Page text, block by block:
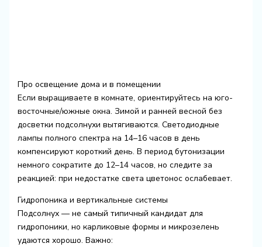
Про освещение дома и в помещении
Если выращиваете в комнате, ориентируйтесь на юго-
восточные/южные окна. Зимой и ранней весной без
досветки подсолнухи вытягиваются. Светодиодные
лампы полного спектра на 14–16 часов в день
компенсируют короткий день. В период бутонизации
немного сократите до 12–14 часов, но следите за
реакцией: при недостатке света цветонос ослабевает.
Гидропоника и вертикальные системы
Подсолнух — не самый типичный кандидат для
гидропоники, но карликовые формы и микрозелень
удаются хорошо. Важно: